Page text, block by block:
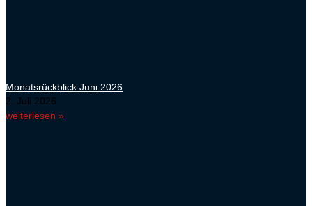
Monatsrückblick Juni 2026
2. Juli 2026
weiterlesen »